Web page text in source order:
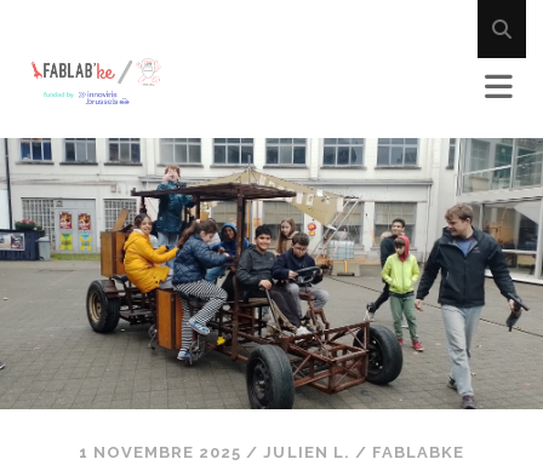
1 NOVEMBRE 2025 /JULIEN L. / FABLABKE